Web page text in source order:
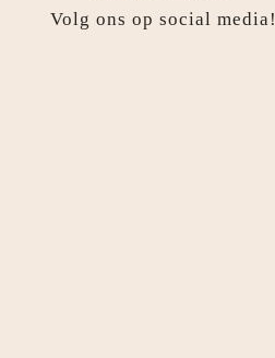
Volg ons op social media!